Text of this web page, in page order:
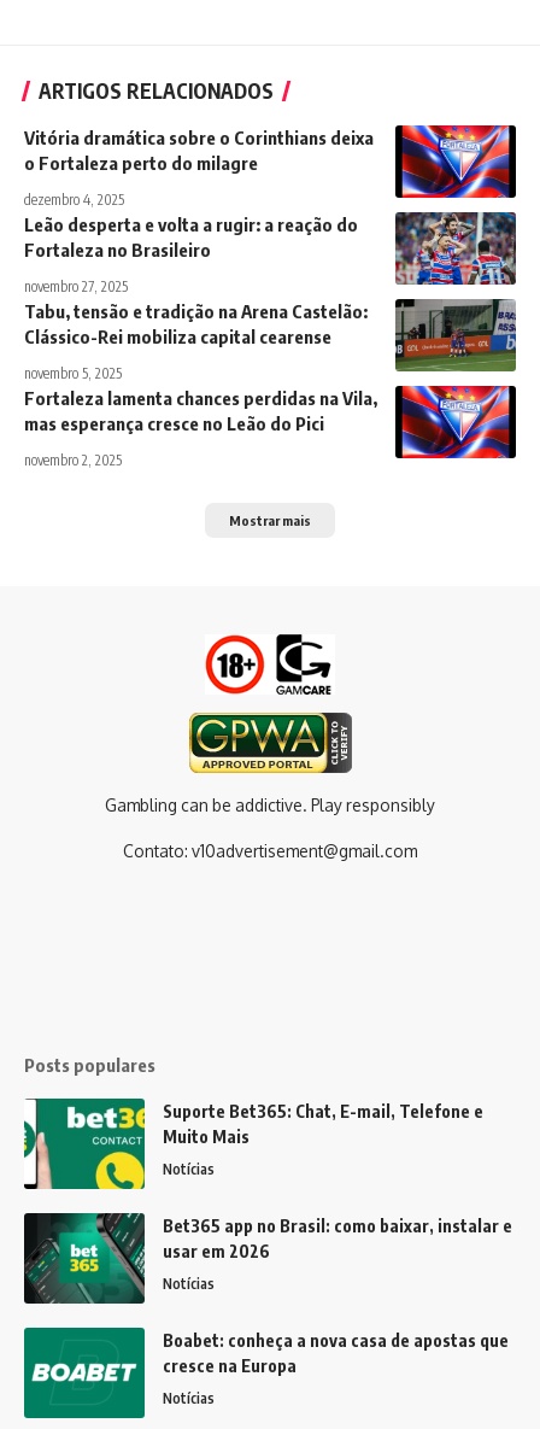
ARTIGOS RELACIONADOS
Vitória dramática sobre o Corinthians deixa
o Fortaleza perto do milagre
dezembro 4, 2025
Leão desperta e volta a rugir: a reação do
Fortaleza no Brasileiro
novembro 27, 2025
Tabu, tensão e tradição na Arena Castelão:
Clássico-Rei mobiliza capital cearense
novembro 5, 2025
Fortaleza lamenta chances perdidas na Vila,
mas esperança cresce no Leão do Pici
novembro 2, 2025
Mostrar mais
Gambling can be addictive. Play responsibly
Contato: v10advertisement@gmail.com
Posts populares
Suporte Bet365: Chat, E-mail, Telefone e
Muito Mais
Notícias
Bet365 app no Brasil: como baixar, instalar e
usar em 2026
Notícias
Boabet: conheça a nova casa de apostas que
cresce na Europa
Notícias